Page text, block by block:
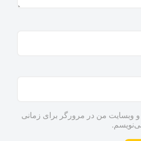
و وبسایت من در مرورگر برای زمانی